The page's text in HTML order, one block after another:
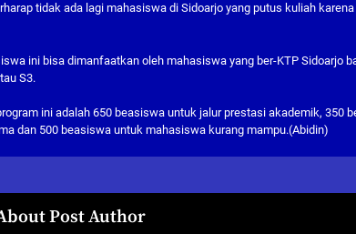
tidak ada lagi mahasiswa di Sidoarjo yang putus kuliah
ini bisa dimanfaatkan oleh mahasiswa yang ber-KTP Sidoarjo
S3.
ini adalah 650 beasiswa untuk jalur prestasi akademik, 350
dan 500 beasiswa untuk mahasiswa kurang mampu.(Abidin)
Post Author